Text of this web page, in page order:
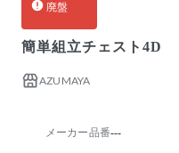
廃盤
簡単組立チェスト4D
AZUMAYA
メーカー品番---